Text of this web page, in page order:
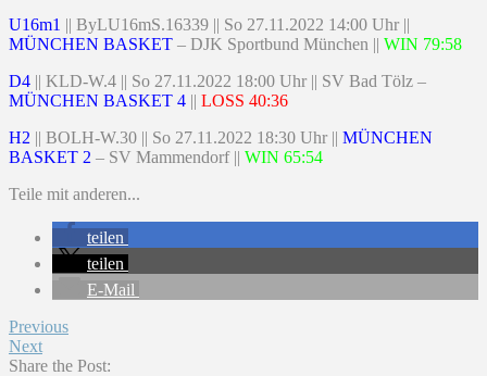
U16m1 || ByLU16mS.16339 || So 27.11.2022 14:00 Uhr ||
MÜNCHEN BASKET – DJK Sportbund München || WIN 79:58
D4 || KLD-W.4 || So 27.11.2022 18:00 Uhr || SV Bad Tölz –
MÜNCHEN BASKET 4 || LOSS 40:36
H2 || BOLH-W.30 || So 27.11.2022 18:30 Uhr || MÜNCHEN
BASKET 2 – SV Mammendorf || WIN 65:54
Teile mit anderen...
teilen
teilen
E-Mail
Previous
Next
Share the Post: